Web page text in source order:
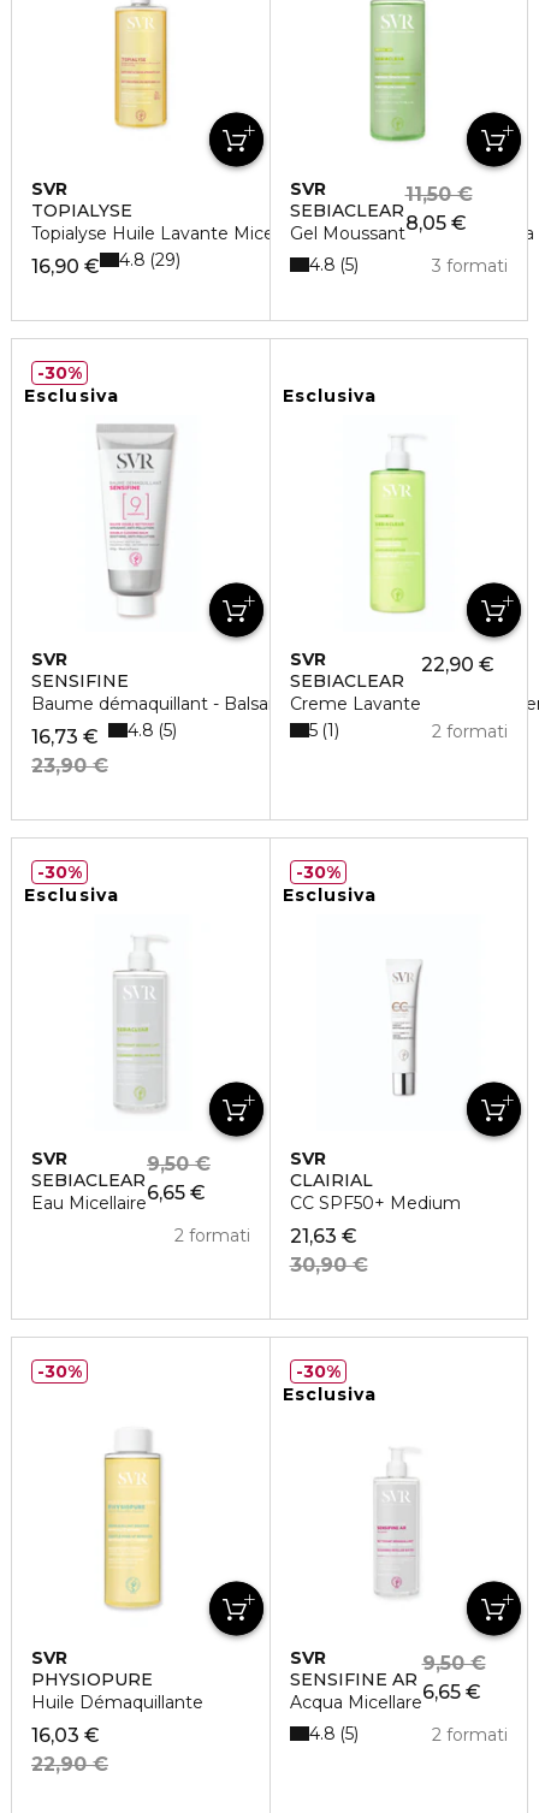
SVR
TOPIALYSE
Topialyse Huile Lavante Micellaire-Formato Convenienza Da
16,90 € 4.8 29
SVR
SEBIACLEAR
Gel Moussant8,05 €
11,50 €
3 formati
4.8 5
Esclusiva
SVR
SENSIFINE
Baume démaquillant - Balsamo detergente doppia azione
16,73 €
23,90 €
4.8 5
30%
Esclusiva
SVR
SEBIACLEAR
Creme Lavante
22,90 €
2 formati
5 1
Esclusiva
SVR
SEBIACLEAR
Eau Micellaire6,65 €
9,50 €
2 formati
30%
Esclusiva
SVR
CLAIRIAL
CC SPF50+ Medium
21,63 €
30,90 €
30%
SVR
PHYSIOPURE
Huile Démaquillante
16,03 €
22,90 €
30%
Esclusiva
SVR
SENSIFINE AR
Acqua Micellare6,65 €
9,50 €
2 formati
4.8 5
30%